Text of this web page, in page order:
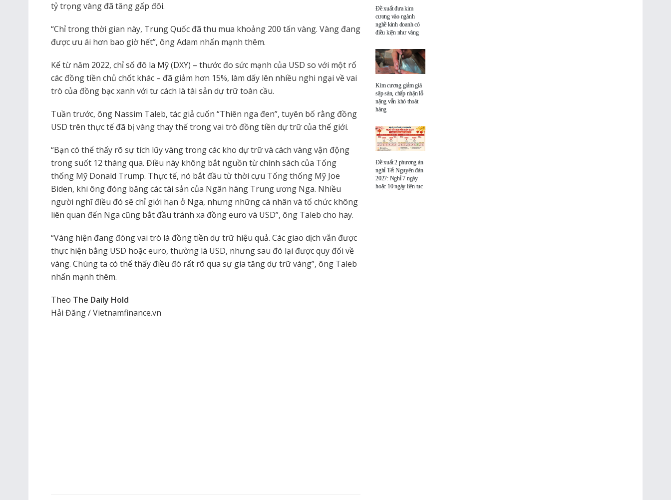
tỷ trọng vàng đã tăng gấp đôi.
“Chỉ trong thời gian này, Trung Quốc đã thu mua khoảng 200 tấn vàng. Vàng đang
được ưu ái hơn bao giờ hết”, ông Adam nhấn mạnh thêm.
Kể từ năm 2022, chỉ số đô la Mỹ (DXY) – thước đo sức mạnh của USD so với một rổ
các đồng tiền chủ chốt khác – đã giảm hơn 15%, làm dấy lên nhiều nghi ngại về vai
trò của đồng bạc xanh với tư cách là tài sản dự trữ toàn cầu.
Tuần trước, ông Nassim Taleb, tác giả cuốn “Thiên nga đen”, tuyên bố rằng đồng
USD trên thực tế đã bị vàng thay thế trong vai trò đồng tiền dự trữ của thế giới.
“Bạn có thể thấy rõ sự tích lũy vàng trong các kho dự trữ và cách vàng vận động
trong suốt 12 tháng qua. Điều này không bắt nguồn từ chính sách của Tổng
thống Mỹ Donald Trump. Thực tế, nó bắt đầu từ thời cựu Tổng thống Mỹ Joe
Biden, khi ông đóng băng các tài sản của Ngân hàng Trung ương Nga. Nhiều
người nghĩ điều đó sẽ chỉ giới hạn ở Nga, nhưng những cá nhân và tổ chức không
liên quan đến Nga cũng bắt đầu tránh xa đồng euro và USD”, ông Taleb cho hay.
“Vàng hiện đang đóng vai trò là đồng tiền dự trữ hiệu quả. Các giao dịch vẫn được
thực hiện bằng USD hoặc euro, thường là USD, nhưng sau đó lại được quy đổi về
vàng. Chúng ta có thể thấy điều đó rất rõ qua sự gia tăng dự trữ vàng”, ông Taleb
nhấn mạnh thêm.
Theo The Daily Hold
Hải Đăng / Vietnamfinance.vn
Đề xuất đưa kim
cương vào ngành
nghề kinh doanh có
điều kiện như vàng
Kim cương giảm giá
sập sàn, chấp nhận lỗ
nặng vẫn khó thoát
hàng
Đề xuất 2 phương án
nghỉ Tết Nguyên đán
2027: Nghỉ 7 ngày
hoặc 10 ngày liên tục